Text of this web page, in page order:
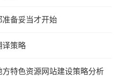
备妥当才开始
译策略
特色资源网站建设策略分析